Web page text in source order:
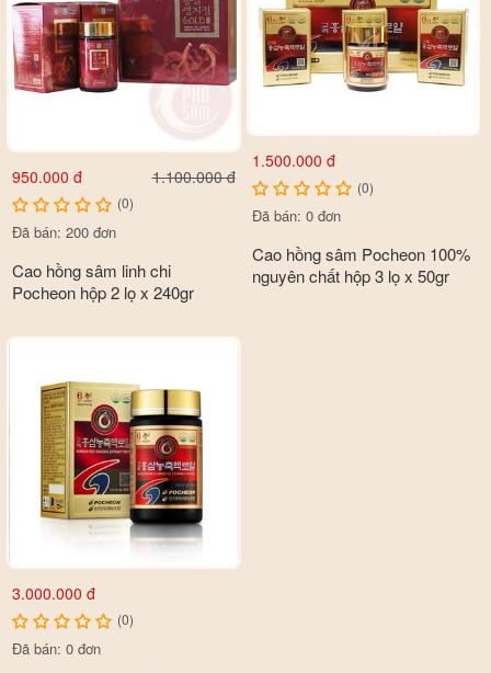
950.000 đ 1.100.000 đ
(0)
Đã bán: 200 đơn
Cao hồng sâm linh chi
Pocheon hộp 2 lọ x 240gr
1.500.000 đ
(0)
Đã bán: 0 đơn
Cao hồng sâm Pocheon 100%
nguyên chất hộp 3 lọ x 50gr
3.000.000 đ
(0)
Đã bán: 0 đơn